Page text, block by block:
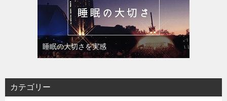
睡眠の大切さを実感
カテゴリー